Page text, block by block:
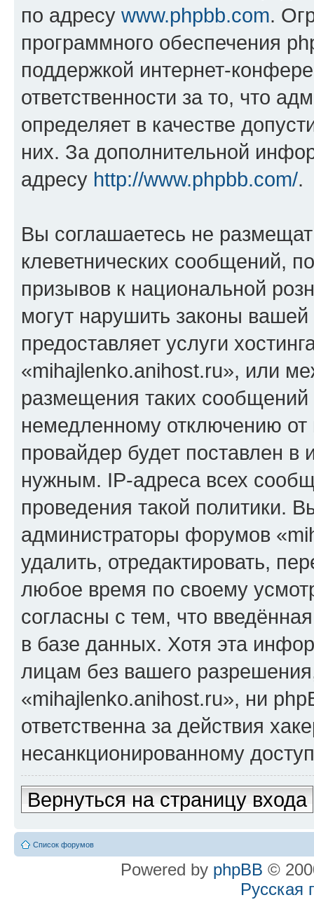
по адресу www.phpbb.com.
программного обеспечения
поддержкой интернет-
ответственности за то, что
определяет в качестве
них. За дополнительной
адресу http://www.phpbb.com/.
Вы соглашаетесь не
клеветнических сообщений,
призывов к национальной
могут нарушить законы
предоставляет услуги
«mihajlenko.anihost.ru», или
размещения таких
немедленному отключению
провайдер будет поставлен в
нужным. IP-адреса всех
проведения такой политики.
администраторы форумов
удалить, отредактировать,
любое время по своему
согласны с тем, что
в базе данных. Хотя эта
лицам без вашего
«mihajlenko.anihost.ru», ни
ответственна за действия
несанкционированному
Вернуться на страницу входа
Список форумов
Powered by phpBB ©
Русская